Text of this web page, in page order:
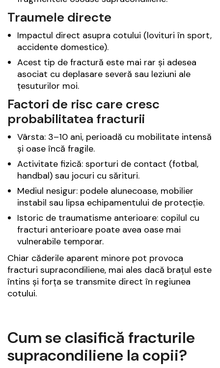
Traumele directe
Impactul direct asupra cotului (lovituri în sport,
accidente domestice).
Acest tip de fractură este mai rar și adesea
asociat cu deplasare severă sau leziuni ale
țesuturilor moi.
Factori de risc care cresc
probabilitatea fracturii
Vârsta: 3–10 ani, perioadă cu mobilitate intensă
și oase încă fragile.
Activitate fizică: sporturi de contact (fotbal,
handbal) sau jocuri cu sărituri.
Mediul nesigur: podele alunecoase, mobilier
instabil sau lipsa echipamentului de protecție.
Istoric de traumatisme anterioare: copilul cu
fracturi anterioare poate avea oase mai
vulnerabile temporar.
Chiar căderile aparent minore pot provoca
fracturi supracondiliene, mai ales dacă brațul este
întins și forța se transmite direct în regiunea
cotului.
Cum se clasifică fracturile
supracondiliene la copii?